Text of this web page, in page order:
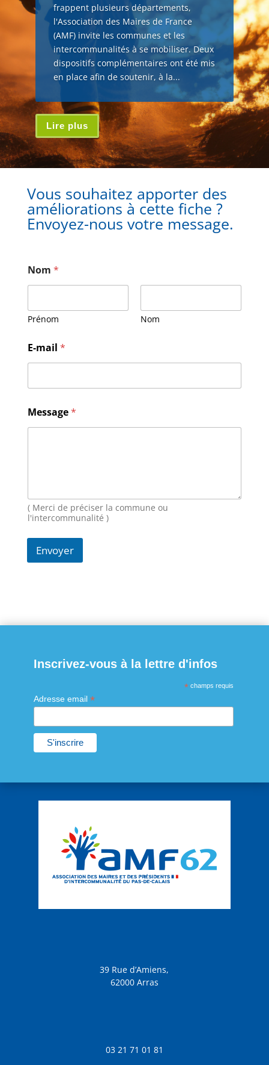
frappent plusieurs départements,
l'Association des Maires de France
(AMF) invite les communes et les
intercommunalités à se mobiliser. Deux
dispositifs complémentaires ont été mis
en place afin de soutenir, à la...
Lire plus
Vous souhaitez apporter des
améliorations à cette fiche ?
Envoyez-nous votre message.
Nom *
Prénom Nom
e
s
a
e
E
-
o
m
E-mail *
Message*
( Merci de préciser la commune ou
l'intercommunalité )
Envoyer
Inscrivez-vous à la lettre d'infos
* champs requis
Adresse email *
39 Rue d’Amiens,
62000 Arras
03 21 71 01 81